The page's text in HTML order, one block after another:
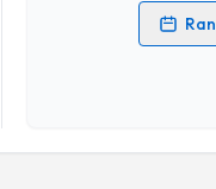
Kişisel verilerimin